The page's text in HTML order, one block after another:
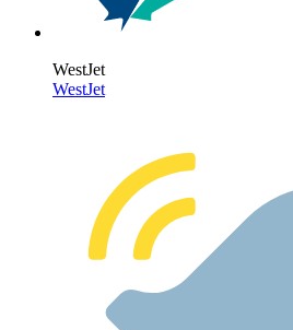
WestJet
WestJet